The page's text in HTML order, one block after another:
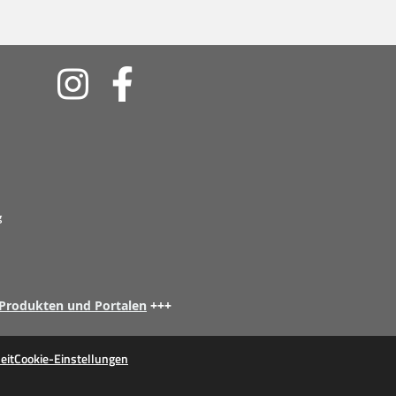
Soziale
Medien
und Portalen +++
Cookie-Einstellungen